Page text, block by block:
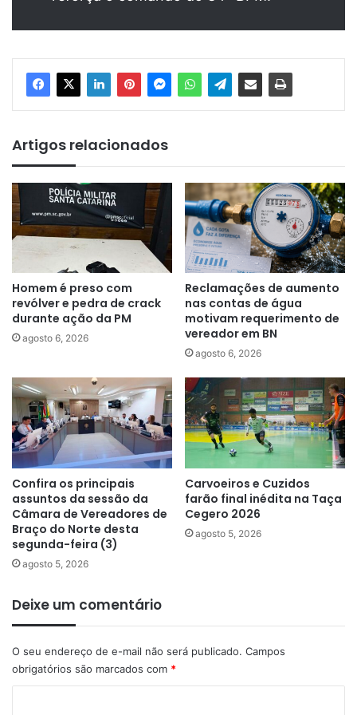
Artigos relacionados
Homem é preso com
revólver e pedra de crack
durante ação da PM
agosto 6, 2026
Reclamações de aumento
nas contas de água
motivam requerimento de
vereador em BN
agosto 6, 2026
Confira os principais
assuntos da sessão da
Câmara de Vereadores de
Braço do Norte desta
segunda-feira (3)
agosto 5, 2026
Carvoeiros e Cuzidos
farão final inédita na Taça
Cegero 2026
agosto 5, 2026
Deixe um comentário
O seu endereço de e-mail não será publicado. Campos
obrigatórios são marcados com *